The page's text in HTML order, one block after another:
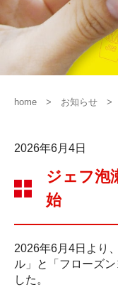
home お知らせ
2026年6月4日
ジェフ泡
始
2026年6月4日より
ル」と「フローズ
した。